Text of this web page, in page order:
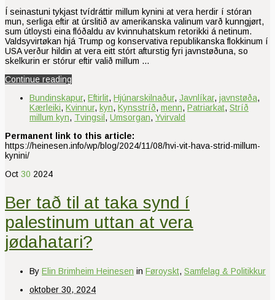
Í seinastuni tykjast tvídráttir millum kynini at vera herdir í stóran
mun, serliga eftir at úrslitið av amerikanska valinum varð kunngjørt,
sum útloysti eina flóðaldu av kvinnuhatskum retorikki á netinum.
Valdsyvirtøkan hjá Trump og konservativa republikanska flokkinum í
USA verður hildin at vera eitt stórt afturstig fyri javnstøðuna, so
skelkurin er stórur eftir valið millum …
Continue reading
Bundinskapur, Eftirlit, Hjúnarskilnaður, Javnlíkar, javnstøða,
Kærleiki, Kvinnur, kyn, Kynsstríð, menn, Patriarkat, Stríð
millum kyn, Tvingsil , Umsorgan, Yvirvald
Permanent link to this article:
https://heinesen.info/wp/blog/2024/11/08/hvi-vit-hava-strid-millum-
kynini/
Oct 30 2024
Ber tað til at taka synd í
palestinum uttan at vera
jødahatari?
By Elin Brimheim Heinesen in Føroyskt, Samfelag & Politikkur
oktober 30, 2024